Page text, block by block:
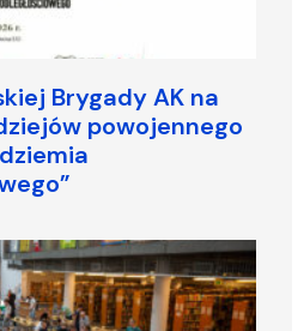
Brygady AK na
powojennego